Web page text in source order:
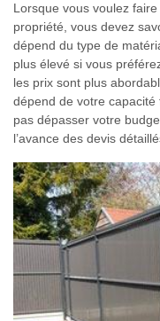
Lorsque vous voulez
propriété, vous devez
dépend du type de
plus élevé si vous
les prix sont plus
dépend de votre
pas dépasser votre
l’avance des devis